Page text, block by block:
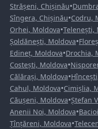
Strășeni, Chișinău•
Sîngera, Chișinău•Codru,
Orhei, Moldova•Telenești,
Șoldănești, Moldova•
Edineț, Moldova•Drochia,
Costești, Moldova•
Călărași, Moldova•
Cahul, Moldova•Cimișlia,
Căușeni, Moldova•Ștefan
Anenii Noi, Moldova•
Țînțăreni, Moldova•